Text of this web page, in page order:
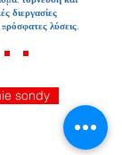
διεργασίες
λύσεις.
sondy